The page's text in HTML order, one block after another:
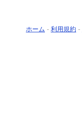
ホーム - 利用規約 -